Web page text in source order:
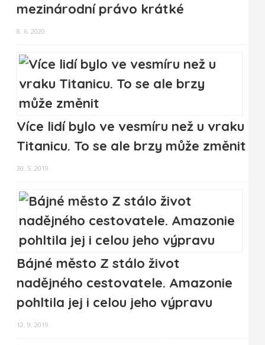
mezinárodní právo krátké
8. 6. 2020
Více lidí bylo ve vesmíru než u vraku
Titanicu. To se ale brzy může změnit
30. 5. 2019
Bájné město Z stálo život
nadějného cestovatele. Amazonie
pohltila jej i celou jeho výpravu
12. 9. 2019